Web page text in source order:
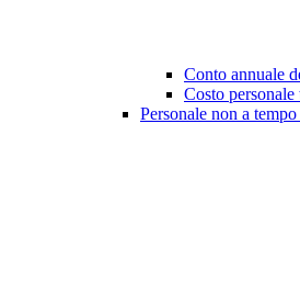
Conto annuale
Costo
Personale non a